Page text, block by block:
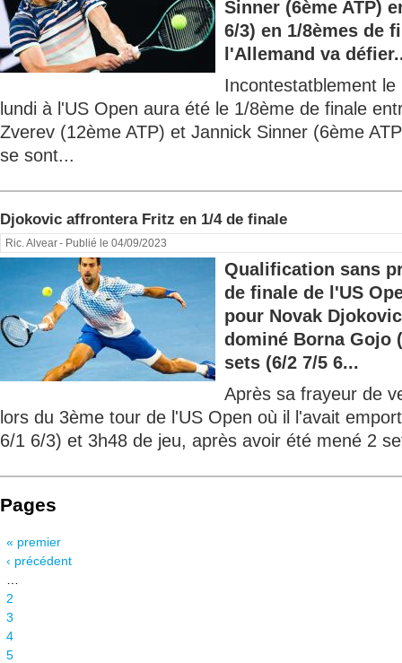
Sinner (6ème ATP)
6/3) en 1/8èmes de
l'Allemand va
Incontestatblement
lundi à l'US Open aura été le 1/8ème de finale
Zverev (12ème ATP) et Jannick Sinner (6ème
se sont...
Djokovic affrontera Fritz en 1/4 de finale
Ric. Alvear- Publié le 04/09/2023
Qualification sans
de finale de l'US
pour Novak
dominé Borna Gojo
sets (6/2 7/5 6...
Après sa frayeur de
lors du 3ème tour de l'US Open où il l'avait
6/1 6/3) et 3h48 de jeu, après avoir été mené 2
Pages
« premier
‹ précédent
2
3
4
5